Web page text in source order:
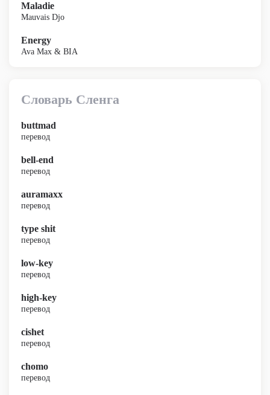
Maladie
Mauvais Djo
Energy
Ava Max & BIA
Словарь Сленга
buttmad
перевод
bell-end
перевод
auramaxx
перевод
type shit
перевод
low-key
перевод
high-key
перевод
cishet
перевод
chomo
перевод